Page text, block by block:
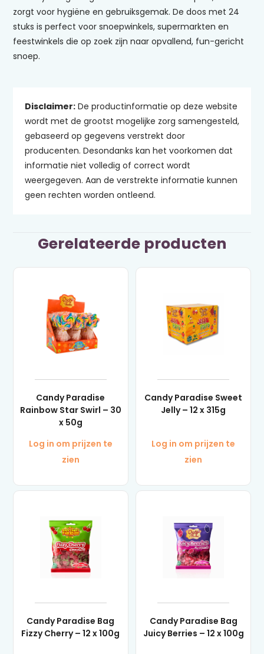
zorgt voor hygiëne en gebruiksgemak. De doos met 24
stuks is perfect voor snoepwinkels, supermarkten en
feestwinkels die op zoek zijn naar opvallend, fun-gericht
snoep.
Disclaimer:De productinformatie op deze website
wordt met de grootst mogelijke zorg samengesteld,
gebaseerd op gegevens verstrekt door
producenten. Desondanks kan het voorkomen dat
informatie niet volledig of correct wordt
weergegeven. Aan de verstrekte informatie kunnen
geen rechten worden ontleend.
Gerelateerde producten
Candy Paradise
Rainbow Star Swirl – 30
x 50g
Log in om prijzen te
zien
Candy Paradise Sweet
Jelly – 12 x 315g
Log in om prijzen te
zien
Candy Paradise Bag
Fizzy Cherry – 12 x 100g
Candy Paradise Bag
Juicy Berries – 12 x 100g